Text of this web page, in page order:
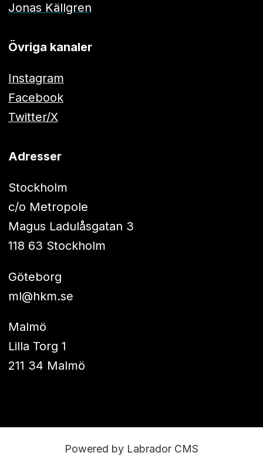
Jonas Källgren
Övriga kanaler
Instagram
Facebook
Twitter/X
Adresser
Stockholm
c/o Metropole
Magus Ladulåsgatan 3
118 63 Stockholm
Göteborg
ml@hkm.se
Malmö
Lilla Torg 1
211 34 Malmö
Powered by Labrador CMS